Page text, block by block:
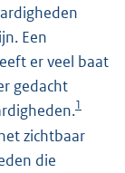
Een
er veel baat
gedacht
1
zichtbaar
die